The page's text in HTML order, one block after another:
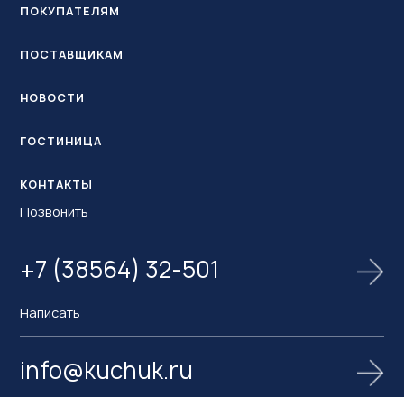
ПОКУПАТЕЛЯМ
ПОСТАВЩИКАМ
НОВОСТИ
ГОСТИНИЦА
КОНТАКТЫ
Позвонить
+7 (38564) 32-501
Написать
info@kuchuk.ru